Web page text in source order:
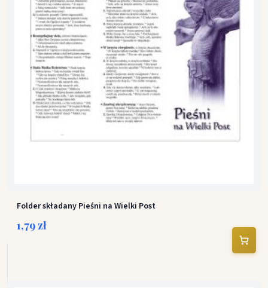
Folder składany Pieśni na Wielki Post
1,79 zł